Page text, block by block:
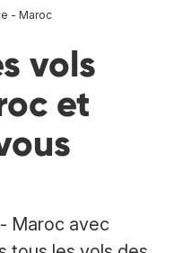
- Maroc
vols
et
Maroc avec